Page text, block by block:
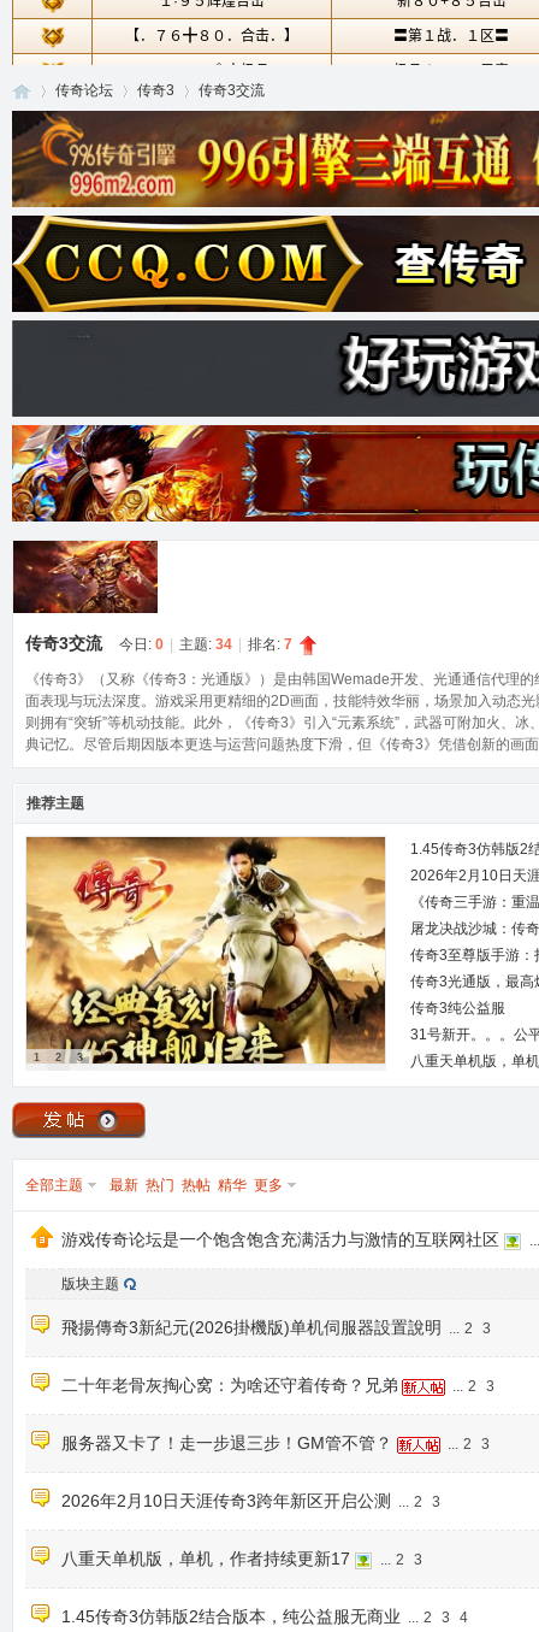
传
奇
»
传奇论坛
›
传奇3
›
传奇3交流
传奇3交流 今日: 0 主题: 34 排名: 7
《传奇3》（又称《传奇3：光通版》）是由韩国Wemade开发、光通通信代理
面表现与玩法深度。游戏采用更精细的2D画面，技能特效华丽，场景加入动态
则拥有“突斩”等机动技能。此外，《传奇3》引入“元素系统”，武器可附加火、
典记忆。尽管后期因版本更迭与运营问题热度下滑，但《传奇3》凭借创新的画
推荐主题
1 2 3
1.45传奇3仿韩版2
2026年2月10日天
《传奇三手游：重
屠龙决战沙城：传
传奇3至尊版手游：
传奇3光通版，最
传奇3纯公益服
31号新开。。。公
八重天单机版，单
全部主题 最新 热门 热帖 精华 更多
游戏传奇论坛是一个饱含饱含充满活力与激情的互联网社区 ...
版块主题
飛揚傳奇3新紀元(2026掛機版)单机伺服器設置說明 ... 2 3
二十年老骨灰掏心窝：为啥还守着传奇？兄弟 ... 2 3
服务器又卡了！走一步退三步！GM管不管？ ... 2 3
2026年2月10日天涯传奇3跨年新区开启公测 ... 2 3
八重天单机版，单机，作者持续更新17 ... 2 3
1.45传奇3仿韩版2结合版本，纯公益服无商业 ... 2 3 4